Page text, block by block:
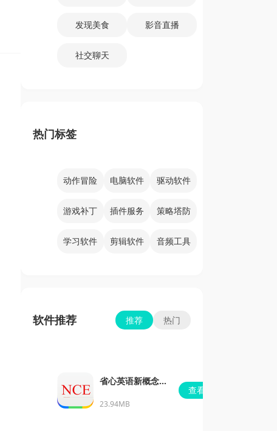
发现美食 影音直播
社交聊天
热门标签
动作冒险 电脑软件 驱动软件
游戏补丁 插件服务 策略塔防
学习软件 剪辑软件 音频工具
软件推荐 推荐 热门
省心英语新概念安
卓版
23.94MB
查看